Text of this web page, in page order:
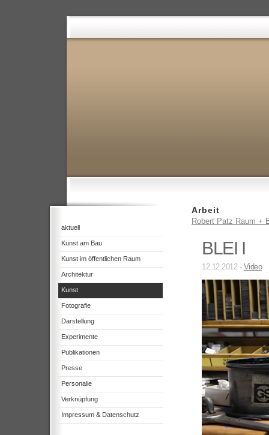
aktuell
Kunst am Bau
Kunst im öffentlichen Raum
Architektur
Kunst
Fotografie
Darstellung
Experimente
Publikationen
Presse
Personalie
Verknüpfung
Impressum & Datenschutz
Arbeit
Robert Patz Raum +
BLEI I
12.12.2012 - Video